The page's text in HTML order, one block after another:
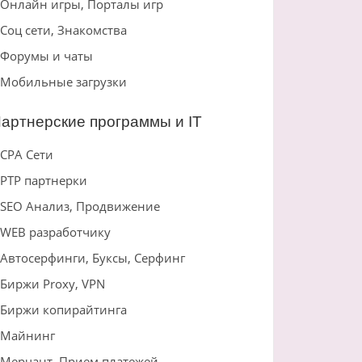
Онлайн игры, Порталы игр
Соц сети, Знакомства
Форумы и чаты
Мобильные загрузки
программы и IT
CPA Сети
PTP партнерки
SEO Анализ, Продвижение
WEB разработчику
Автосерфинги, Буксы, Серфинг
Биржи Proxy, VPN
Биржи копирайтинга
Майнинг